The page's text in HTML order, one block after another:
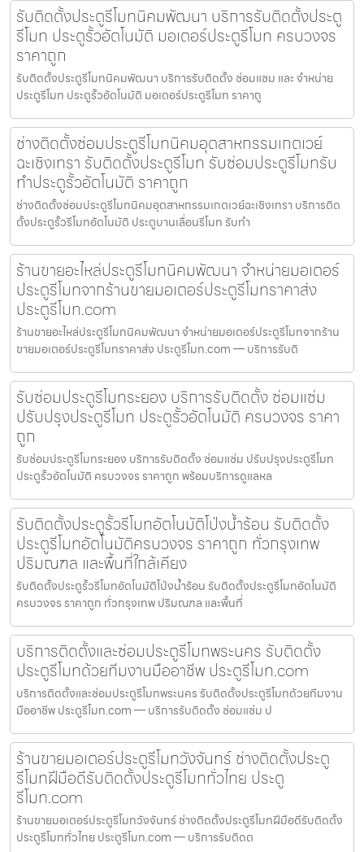
รับติดตั้งประตูรีโมทนิคมพัฒนา บริการรับติดตั้งประตู
รีโมท ประตูรั้วอัตโนมัติ มอเตอร์ประตูรีโมท ครบวงจร
ราคาถูก
รับติดตั้งประตูรีโมทนิคมพัฒนา บริการรับติดตั้ง ซ่อมแซม และ จำหน่าย
ประตูรีโมท ประตูรั้วอัตโนมัติ มอเตอร์ประตูรีโมท ราคาถู
ช่างติดตั้งซ่อมประตูรีโมทนิคมอุตสาหกรรมเกตเวย์
ฉะเชิงเทรา รับติดตั้งประตูรีโมท รับซ่อมประตูรีโมทรับ
ทำประตูรั้วอัตโนมัติ ราคาถูก
ช่างติดตั้งซ่อมประตูรีโมทนิคมอุตสาหกรรมเกตเวย์ฉะเชิงเทรา บริการติด
ตั้งประตูรั้วรีโมทอัตโนมัติ ประตูบานเลื่อนรีโมท รับทำ
ร้านขายอะไหล่ประตูรีโมทนิคมพัฒนา จำหน่ายมอเตอร์
ประตูรีโมทจากร้านขายมอเตอร์ประตูรีโมทราคาส่ง
ประตูรีโมท.com
ร้านขายอะไหล่ประตูรีโมทนิคมพัฒนา จำหน่ายมอเตอร์ประตูรีโมทจากร้าน
ขายมอเตอร์ประตูรีโมทราคาส่ง ประตูรีโมท.com — บริการรับติ
รับซ่อมประตูรีโมทระยอง บริการรับติดตั้ง ซ่อมแซ่ม
ปรับปรุงประตูรีโมท ประตูรั้วอัตโนมัติ ครบวงจร ราคา
ถูก
รับซ่อมประตูรีโมทระยอง บริการรับติดตั้ง ซ่อมแซ่ม ปรับปรุงประตูรีโมท
ประตูรั้วอัตโนมัติ ครบวงจร ราคาถูก พร้อมบริการดูแลหล
รับติดตั้งประตูรั้วรีโมทอัตโนมัติโป่งน้ำร้อน รับติดตั้ง
ประตูรีโมทอัตโนมัติครบวงจร ราคาถูก ทั่วกรุงเทพ
ปริมณฑล และพื้นที่ใกล้เคียง
รับติดตั้งประตูรั้วรีโมทอัตโนมัติโป่งน้ำร้อน รับติดตั้งประตูรีโมทอัตโนมัติ
ครบวงจร ราคาถูก ทั่วกรุงเทพ ปริมณฑล และพื้นที่
บริการติดตั้งและซ่อมประตูรีโมทพระนคร รับติดตั้ง
ประตูรีโมทด้วยทีมงานมืออาชีพ ประตูรีโมท.com
บริการติดตั้งและซ่อมประตูรีโมทพระนคร รับติดตั้งประตูรีโมทด้วยทีมงาน
มืออาชีพ ประตูรีโมท.com — บริการรับติดตั้ง ซ่อมแซ่ม ป
ร้านขายมอเตอร์ประตูรีโมทวังจันทร์ ช่างติดตั้งประตู
รีโมทฝีมือดีรับติดตั้งประตูรีโมททั่วไทย ประตู
รีโมท.com
ร้านขายมอเตอร์ประตูรีโมทวังจันทร์ ช่างติดตั้งประตูรีโมทฝีมือดีรับติดตั้ง
ประตูรีโมททั่วไทย ประตูรีโมท.com — บริการรับติดต